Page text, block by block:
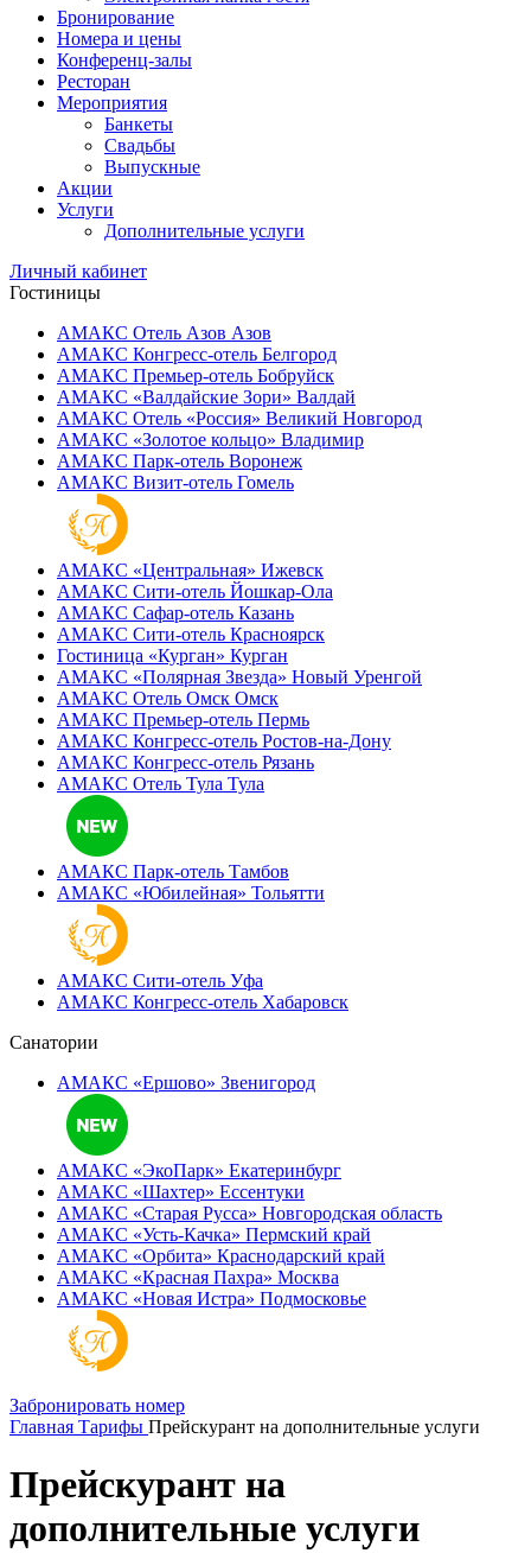
Бронирование
Номера и цены
Конференц-залы
Ресторан
Мероприятия
Банкеты
Свадьбы
Выпускные
Акции
Услуги
Дополнительные услуги
Личный кабинет
Гостиницы
АМАКС Отель ‎Азов Азов
АМАКС Конгресс-отель Белгород
АМАКС Премьер-отель Бобруйск
АМАКС «‎Валдайские Зори» Валдай
АМАКС Отель «‎Россия» Великий Новгород
АМАКС «‎Золотое кольцо» Владимир
АМАКС Парк-отель Воронеж
АМАКС Визит-отель Гомель
АМАКС «‎Центральная» Ижевск
АМАКС Сити-отель Йошкар-Ола
АМАКС Сафар-отель Казань
АМАКС Сити-отель Красноярск
Гостиница «‎Курган» Курган
АМАКС «Полярная Звезда» Новый Уренгой
АМАКС Отель ‎Омск Омск
АМАКС Премьер-отель Пермь
АМАКС Конгресс-отель Ростов-на-Дону
АМАКС Конгресс-отель Рязань
АМАКС Отель Тула Тула
АМАКС Парк-отель Тамбов
АМАКС «‎Юбилейная» Тольятти
АМАКС Сити-отель Уфа
АМАКС Конгресс-отель Хабаровск
Санатории
АМАКС «Ершово» Звенигород
АМАКС «ЭкоПарк» Екатеринбург
АМАКС «‎Шахтер» Ессентуки
АМАКС «‎Старая Русса» Новгородская область
АМАКС «‎Усть-Качка» Пермский край
АМАКС «‎Орбита» Краснодарский край
АМАКС «‎Красная Пахра» Москва
АМАКС «‎Новая Истра» Подмосковье
Забронировать номер
Главная Тарифы Прейскурант на дополнительные услуги
Прейскурант на
дополнительные услуги